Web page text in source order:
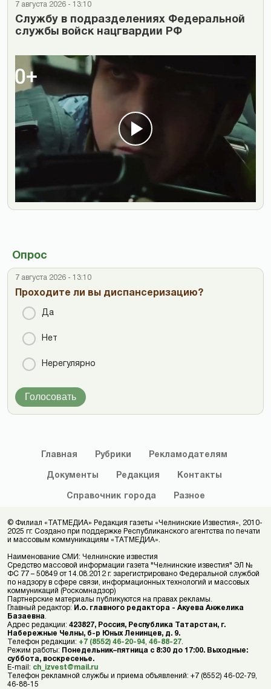
7 августа 2026 - 13:10
Cлужбу в подразделениях Федеральной
службы войск нацгвардии РФ
Опрос
7 августа 2026 - 13:10
Проходите ли вы диспансеризацию?
Да
Нет
Нерегулярно
Голосовать
Главная Рубрики Рекламодателям
Документы Редакция Контакты
Справочник города Разное
© Филиал «ТАТМЕДИА» Редакция газеты «Челнинские Известия», 2010-
2025 гг. Создано при поддержке Республиканского агентства по печати
и массовым коммуникациям «ТАТМЕДИА».
Наименование СМИ: Челнинские известия
Средство массовой информации газета "Челнинские известия" ЭЛ №
ФС 77 – 50849 от 14.08.2012 г. зарегистрировано Федеральной службой
по надзору в сфере связи, информационных технологий и массовых
коммуникаций (Роскомнадзор)
Партнерские материалы публикуются на правах рекламы.
Главный редактор: И.о. главного редактора - Акуева Анжелика
Базаевна
Адрес редакции: 423827, Россия, Республика Татарстан, г.
Набережные Челны, б-р Юных Ленинцев, д. 9.
Телефон редакции: +7 (8552) 46-20-94 46-88-27
Режим работы: Понедельник–пятница с 8:30 до 17:00. Выходные:
суббота, воскресенье.
E-mail: ch_izvest@mail.ru
Телефон рекламной службы и приема объявлений: +7 (8552) 46-02-79,
46-88-15